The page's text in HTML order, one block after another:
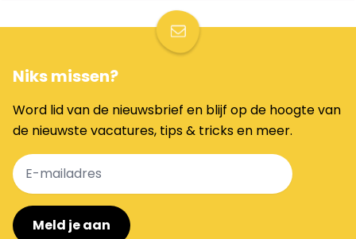
Niks missen?
Word lid van de nieuwsbrief en blijf op de hoogte van
de nieuwste vacatures, tips & tricks en meer.
Meld je aan